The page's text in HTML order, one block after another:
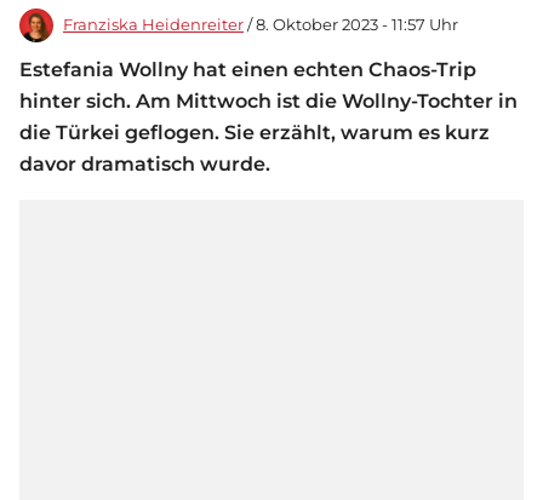
Franziska Heidenreiter / 8. Oktober 2023 - 11:57 Uhr
Estefania Wollny hat einen echten Chaos-Trip
hinter sich. Am Mittwoch ist die Wollny-Tochter in
die Türkei geflogen. Sie erzählt, warum es kurz
davor dramatisch wurde.